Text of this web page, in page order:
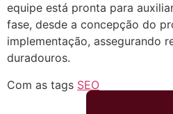
equipe está pronta para
fase, desde a concepção do
implementação, assegurando
duradouros.
Com as tags SEO